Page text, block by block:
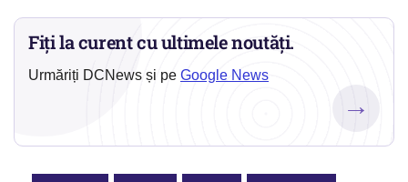
Fiți la curent cu ultimele noutăți.
Urmăriți DCNews și pe Google News
→